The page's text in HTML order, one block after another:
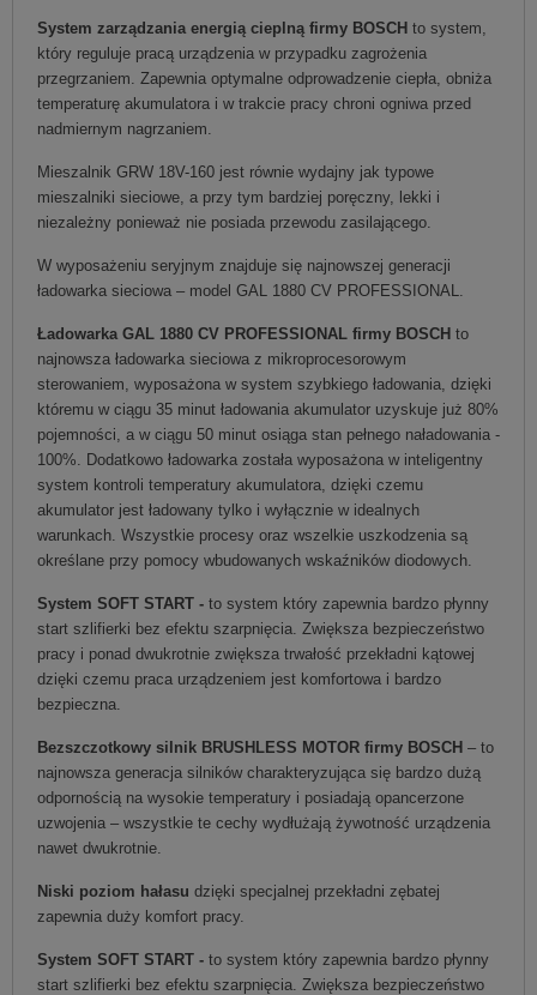
System zarządzania energią cieplną firmy BOSCH to system,
który reguluje pracą urządzenia w przypadku zagrożenia
przegrzaniem. Zapewnia optymalne odprowadzenie ciepła, obniża
temperaturę akumulatora i w trakcie pracy chroni ogniwa przed
nadmiernym nagrzaniem.
Mieszalnik GRW 18V-160 jest równie wydajny jak typowe
mieszalniki sieciowe, a przy tym bardziej poręczny, lekki i
niezależny ponieważ nie posiada przewodu zasilającego.
W wyposażeniu seryjnym znajduje się najnowszej generacji
ładowarka sieciowa – model GAL 1880 CV PROFESSIONAL.
Ładowarka GAL 1880 CV PROFESSIONAL firmy BOSCH to
najnowsza ładowarka sieciowa z mikroprocesorowym
sterowaniem, wyposażona w system szybkiego ładowania, dzięki
któremu w ciągu 35 minut ładowania akumulator uzyskuje już 80%
pojemności, a w ciągu 50 minut osiąga stan pełnego naładowania -
100%. Dodatkowo ładowarka została wyposażona w inteligentny
system kontroli temperatury akumulatora, dzięki czemu
akumulator jest ładowany tylko i wyłącznie w idealnych
warunkach. Wszystkie procesy oraz wszelkie uszkodzenia są
określane przy pomocy wbudowanych wskaźników diodowych.
System SOFT START - to system który zapewnia bardzo płynny
start szlifierki bez efektu szarpnięcia. Zwiększa bezpieczeństwo
pracy i ponad dwukrotnie zwiększa trwałość przekładni kątowej
dzięki czemu praca urządzeniem jest komfortowa i bardzo
bezpieczna.
Bezszczotkowy silnik BRUSHLESS MOTOR firmy BOSCH – to
najnowsza generacja silników charakteryzująca się bardzo dużą
odpornością na wysokie temperatury i posiadają opancerzone
uzwojenia – wszystkie te cechy wydłużają żywotność urządzenia
nawet dwukrotnie.
Niski poziom hałasu dzięki specjalnej przekładni zębatej
zapewnia duży komfort pracy.
System SOFT START - to system który zapewnia bardzo płynny
start szlifierki bez efektu szarpnięcia. Zwiększa bezpieczeństwo